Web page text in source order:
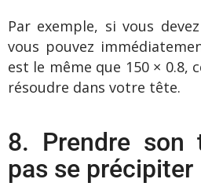
Par exemple, si vous
vous pouvez
est le même que 150 × 0.8,
résoudre dans votre tête.
8. Prendre son
pas se précipiter